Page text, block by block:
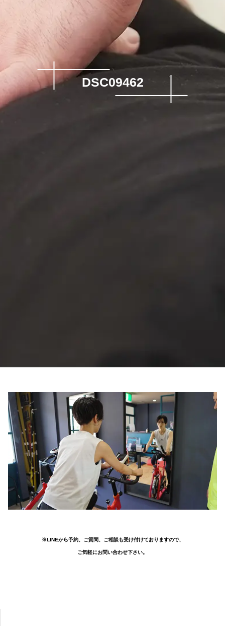
DSC09462
※LINEから予約、ご質問、ご相談も受け付けておりますので、
ご気軽にお問い合わせ下さい。